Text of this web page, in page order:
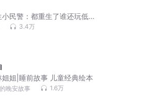
小民警：都重生了谁还玩低
丨智商在线丨大神新作丨精
3.4万
姐姐|睡前故事 儿童经典绘本
晚安故事 1.6万